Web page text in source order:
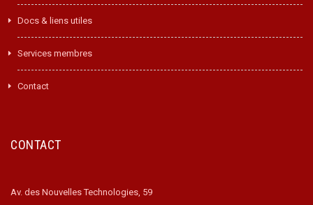
Docs & liens utiles
Services membres
Contact
CONTACT
Av. des Nouvelles Technologies, 59